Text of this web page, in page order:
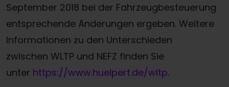
September 2018 bei der Fahrzeugbesteuerung
entsprechende Änderungen ergeben. Weitere
Informationen zu den Unterschieden
zwischen WLTP und NEFZ finden Sie
unter https://www.huelpert.de/wltp.